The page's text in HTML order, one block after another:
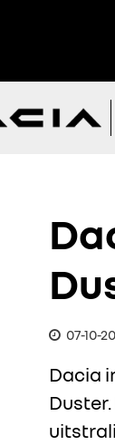
07-10-
Dacia